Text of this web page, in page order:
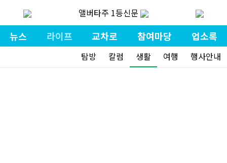
앨버타주 1등신문
뉴스 라이프 교차로 참여마당 업소록
탐방 칼럼 생활 여행 행사안내